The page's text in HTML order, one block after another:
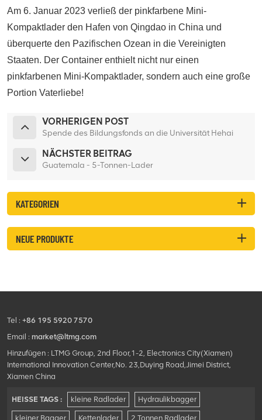
Am 6. Januar 2023 verließ der pinkfarbene Mini-
Kompaktlader den Hafen von Qingdao in China und
überquerte den Pazifischen Ozean in die Vereinigten
Staaten. Der Container enthielt nicht nur einen
pinkfarbenen Mini-Kompaktlader, sondern auch eine große
Portion Vaterliebe!
VORHERIGEN POST
Spende des Bildungsfonds an die Universität Hehai
NÄCHSTER BEITRAG
Guatemala - 5-Tonnen-Lader
KATEGORIEN
NEUE PRODUKTE
Tel : +86 195 5920 7570
Email : market@ltmg.com
Hinzufügen : LTMG Group, 2nd Floor,1-2, Electronics City(Xiamen)
International Innovation Center,No. 23,Duying Road,Jimei District,
Xiamen China
HEISSE TAGS : kleine Radlader Hydraulikbagger
kleiner Bagger Kettenlader 2 Tonnen Radlader